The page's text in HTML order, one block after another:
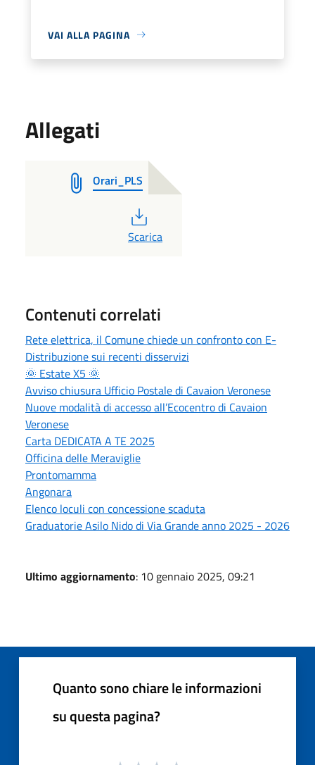
VAI ALLA PAGINA
Allegati
Orari_PLS
PDF
Scarica
Contenuti correlati
Rete elettrica, il Comune chiede un confronto con E-
Distribuzione sui recenti disservizi
🌞 Estate X5 🌞
Avviso chiusura Ufficio Postale di Cavaion Veronese
Nuove modalità di accesso all’Ecocentro di Cavaion
Veronese
Carta DEDICATA A TE 2025
Officina delle Meraviglie
Prontomamma
Angonara
Elenco loculi con concessione scaduta
Graduatorie Asilo Nido di Via Grande anno 2025 - 2026
Ultimo aggiornamento: 10 gennaio 2025, 09:21
Quanto sono chiare le informazioni
su questa pagina?